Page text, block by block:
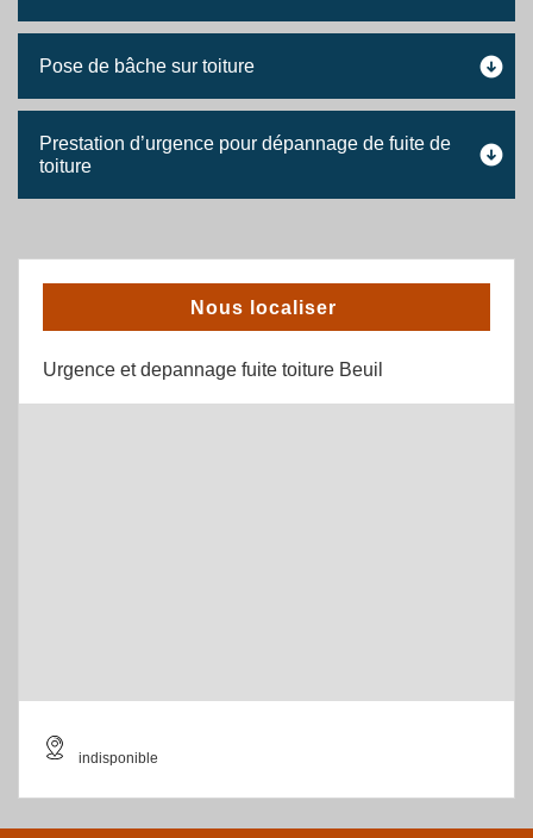
Pose de bâche sur toiture
Prestation d’urgence pour dépannage de fuite de
toiture
Nous localiser
Urgence et depannage fuite toiture Beuil
indisponible